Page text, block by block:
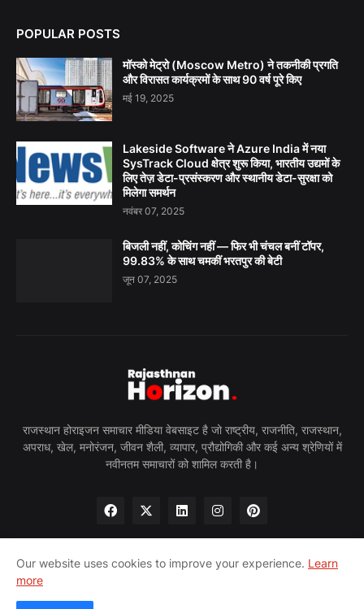
POPULAR POSTS
मॉस्को मेट्रो (Moscow Metro) ने तकनीकी प्रगति
और विरासत कार्यक्रमों के साथ 90 वर्ष पूरे किए
मई 19, 2025
Lakeside Software ने Azure India में नया
SysTrack Cloud क्षेत्र शुरू किया, भारतीय उद्यमों के
लिए तेज़ डेटा-प्रसंस्करण और स्थानीय डेटा-सुरक्षा को
मिलेगा समर्थन
नवंबर 07, 2025
बिजली नहीं, कोचिंग नहीं — फिर भी चंचल बनीं टॉपर,
99.83% के साथ चमकीं भरतपुर की बेटी
जून 07, 2025
राजस्थान होराइजन समाचार मीडिया वेबसाइट है जो राष्ट्रीय, राजनीति, राजस्थान,
अपराध, खेल, मनोरंजन, जीवन शैली, व्यापार, प्रौद्योगिकी और कई अन्य श्रेणियों में
नवीनतम समाचारों को शामिल करती है।
होम
Our website uses cookies to improve your experience. Learn
more